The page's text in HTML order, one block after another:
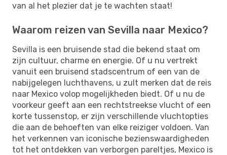
van al het plezier dat je te wachten staat!
Waarom reizen van Sevilla naar Mexico?
Sevilla is een bruisende stad die bekend staat om
zijn cultuur, charme en energie. Of u nu vertrekt
vanuit een bruisend stadscentrum of een van de
nabijgelegen luchthavens, u zult merken dat de reis
naar Mexico volop mogelijkheden biedt. Of u nu de
voorkeur geeft aan een rechtstreekse vlucht of een
korte tussenstop, er zijn verschillende vluchtopties
die aan de behoeften van elke reiziger voldoen. Van
het verkennen van iconische bezienswaardigheden
tot het ontdekken van verborgen pareltjes, Mexico is